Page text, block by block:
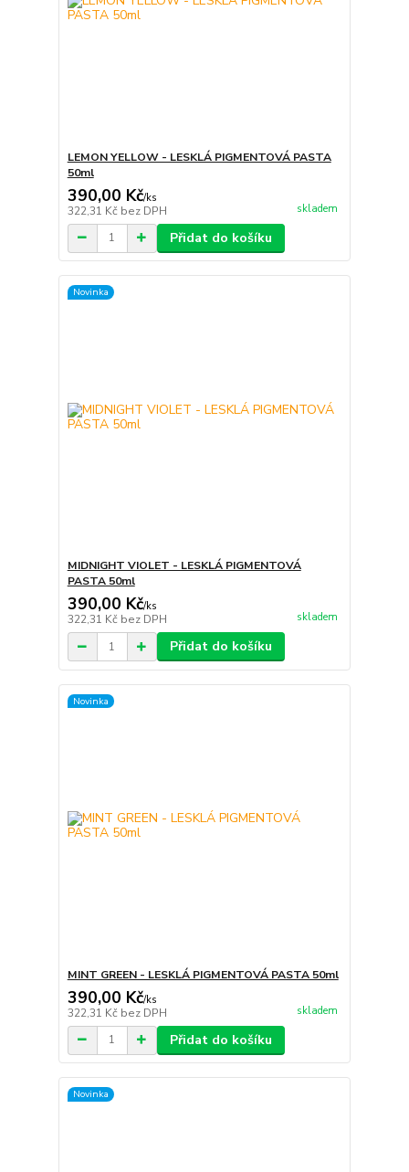
LEMON YELLOW - LESKLÁ PIGMENTOVÁ PASTA
50ml
390,00 Kč/ks
322,31 Kč bez DPH skladem
Přidat do košíku
Novinka
MIDNIGHT VIOLET - LESKLÁ PIGMENTOVÁ
PASTA 50ml
390,00 Kč/ks
322,31 Kč bez DPH skladem
Přidat do košíku
Novinka
MINT GREEN - LESKLÁ PIGMENTOVÁ PASTA 50ml
390,00 Kč/ks
322,31 Kč bez DPH skladem
Přidat do košíku
Novinka